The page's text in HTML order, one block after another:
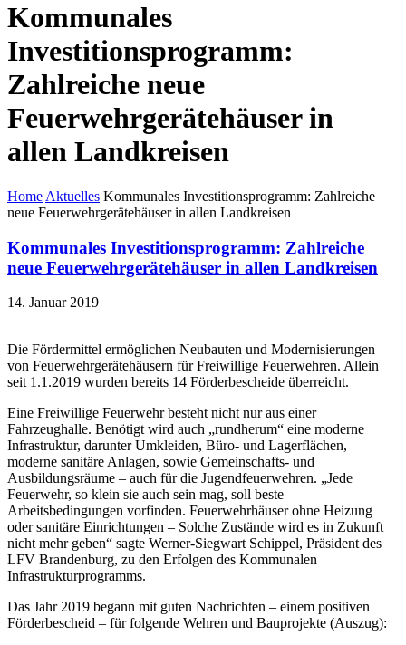
Kommunales
Investitionsprogramm:
Zahlreiche neue
Feuerwehrgerätehäuser in
allen Landkreisen
Home Aktuelles Kommunales Investitionsprogramm: Zahlreiche
neue Feuerwehrgerätehäuser in allen Landkreisen
Kommunales Investitionsprogramm: Zahlreiche
neue Feuerwehrgerätehäuser in allen Landkreisen
14. Januar 2019
Die Fördermittel ermöglichen Neubauten und Modernisierungen
von Feuerwehrgerätehäusern für Freiwillige Feuerwehren. Allein
seit 1.1.2019 wurden bereits 14 Förderbescheide überreicht.
Eine Freiwillige Feuerwehr besteht nicht nur aus einer
Fahrzeughalle. Benötigt wird auch „rundherum“ eine moderne
Infrastruktur, darunter Umkleiden, Büro- und Lagerflächen,
moderne sanitäre Anlagen, sowie Gemeinschafts- und
Ausbildungsräume – auch für die Jugendfeuerwehren. „Jede
Feuerwehr, so klein sie auch sein mag, soll beste
Arbeitsbedingungen vorfinden. Feuerwehrhäuser ohne Heizung
oder sanitäre Einrichtungen – Solche Zustände wird es in Zukunft
nicht mehr geben“ sagte Werner-Siegwart Schippel, Präsident des
LFV Brandenburg, zu den Erfolgen des Kommunalen
Infrastrukturprogramms.
Das Jahr 2019 begann mit guten Nachrichten – einem positiven
Förderbescheid – für folgende Wehren und Bauprojekte (Auszug):